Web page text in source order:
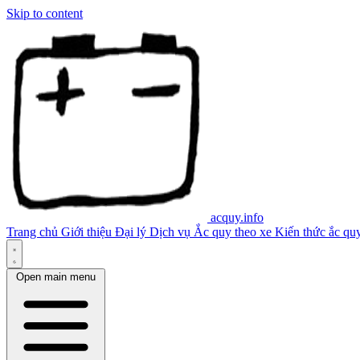
Skip to content
acquy.info
Trang chủ Giới thiệu Đại lý Dịch vụ Ắc quy theo xe Kiến thức ắc
Open main menu